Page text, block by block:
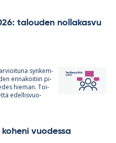
ta­lou­den nol­la­kasvu
syn­kem­
en­na­koi­tiin pi­
hie­man. Toi­
edel­lis­vuo­
vuo­dessa